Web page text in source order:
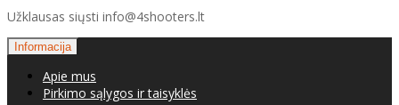
Užklausas siųsti info@4shooters.lt
Informacija
Apie mus
Pirkimo sąlygos ir taisyklės